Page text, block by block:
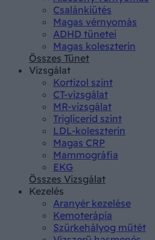
Csalánkiütés
Magas vérnyomás
ADHD tünetei
Magas koleszterin
Összes Tünet
Vizsgálat
Kortizol szint
CT-vizsgálat
MR-vizsgálat
Triglicerid szint
LDL-koleszterin
Magas CRP
Mammográfia
EKG
Összes Vizsgálat
Kezelés
Aranyér kezelése
Kemoterápia
Szürkehályog műtét